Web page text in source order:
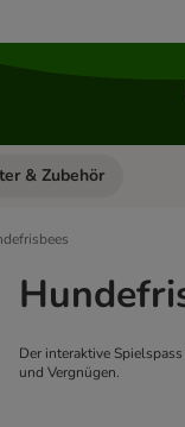
öffnen:
& Zubehör
Der interaktive
und Vergnügen.